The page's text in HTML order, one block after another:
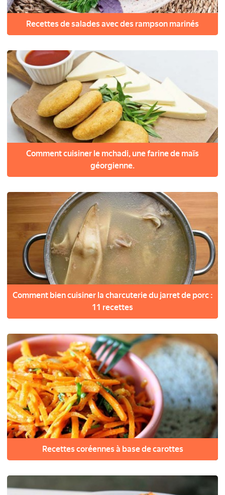
Recettes de salades avec des rampson marinés
Comment cuisiner le mchadi, une farine de maïs
géorgienne.
Comment bien cuisiner la charcuterie du jarret de porc :
11 recettes
Recettes coréennes à base de carottes